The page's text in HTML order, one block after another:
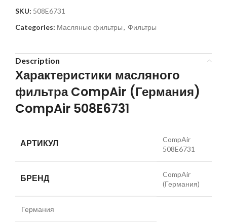
SKU: 508E6731
Categories: Масляные фильтры, Фильтры
Description
Характеристики масляного
фильтра CompAir (Германия)
CompAir 508E6731
АРТИКУЛ
CompAir
508E6731
БРЕНД
CompAir
(Германия)
Германия